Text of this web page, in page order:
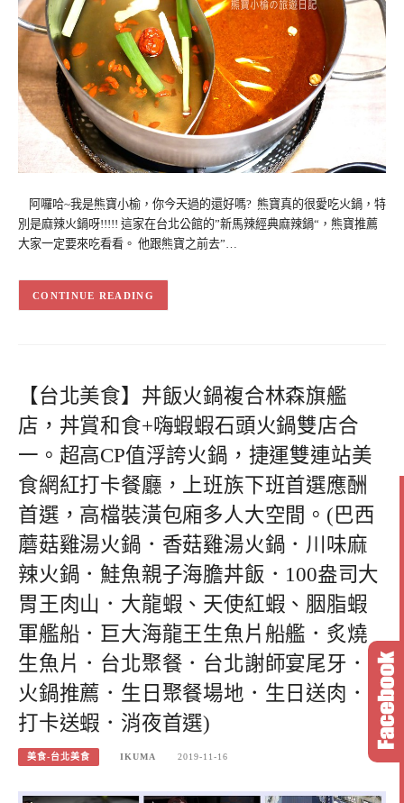
阿囉哈~我是熊寶小榆，你今天過的還好嗎? 熊寶真的很愛吃火鍋，特
別是麻辣火鍋呀!!!!! 這家在台北公館的”新馬辣經典麻辣鍋“，熊寶推薦
大家一定要來吃看看。 他跟熊寶之前去”…
CONTINUE READING
【台北美食】丼飯火鍋複合林森旗艦
店，丼賞和食+嗨蝦蝦石頭火鍋雙店合
一。超高CP值浮誇火鍋，捷運雙連站美
食網紅打卡餐廳，上班族下班首選應酬
首選，高檔裝潢包廂多人大空間。(巴西
蘑菇雞湯火鍋．香菇雞湯火鍋．川味麻
辣火鍋．鮭魚親子海膽丼飯．100盎司大
胃王肉山．大龍蝦、天使紅蝦、胭脂蝦
軍艦船．巨大海龍王生魚片船艦．炙燒
生魚片．台北聚餐．台北謝師宴尾牙．
火鍋推薦．生日聚餐場地．生日送肉．
打卡送蝦．消夜首選)
美食-台北美食 IKUMA 2019-11-16